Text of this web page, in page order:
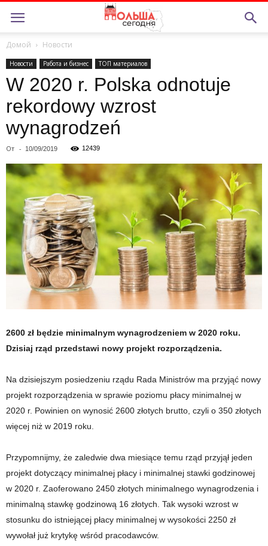
Домой Новости
Новости Работа и бизнес ТОП материалов
W 2020 r. Polska odnotuje
rekordowy wzrost
wynagrodzeń
От - 10/09/2019 12439
2600 zł będzie minimalnym wynagrodzeniem w 2020 roku.
Dzisiaj rząd przedstawi nowy projekt rozporządzenia.
Na dzisiejszym posiedzeniu rządu Rada Ministrów ma przyjąć nowy
projekt rozporządzenia w sprawie poziomu płacy minimalnej w
2020 r. Powinien on wynosić 2600 złotych brutto, czyli o 350 złotych
więcej niż w 2019 roku.
Przypomnijmy, że zaledwie dwa miesiące temu rząd przyjął jeden
projekt dotyczący minimalnej płacy i minimalnej stawki godzinowej
w 2020 r. Zaoferowano 2450 złotych minimalnego wynagrodzenia i
minimalną stawkę godzinową 16 złotych. Tak wysoki wzrost w
stosunku do istniejącej płacy minimalnej w wysokości 2250 zł
wywołał już krytykę wśród pracodawców.